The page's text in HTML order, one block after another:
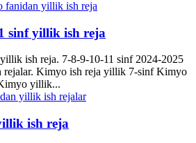
sinf yillik ish reja
ish reja. 7-8-9-10-11 sinf 2024-2025
Kimyo ish reja yillik 7-sinf Kimyo
yillik...
ish reja